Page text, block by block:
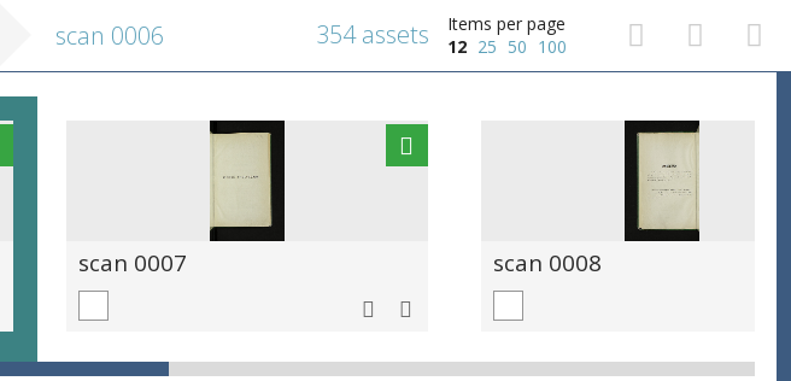
scan 0006
Items per page
12 25 50 100
354 assets
scan 0007 scan 0008